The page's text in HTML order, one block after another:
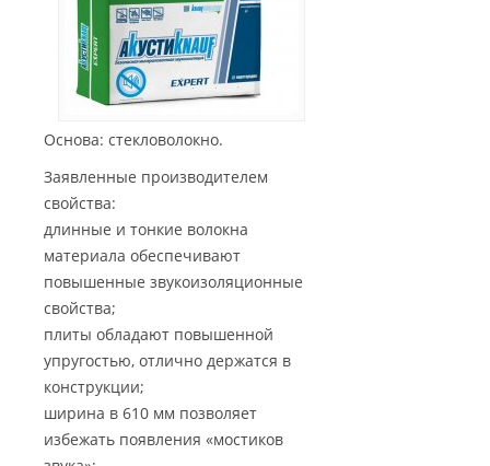
Основа: стекловолокно.
Заявленные производителем
свойства:
длинные и тонкие волокна
материала обеспечивают
повышенные звукоизоляционные
свойства;
плиты обладают повышенной
упругостью, отлично держатся в
конструкции;
ширина в 610 мм позволяет
избежать появления «мостиков